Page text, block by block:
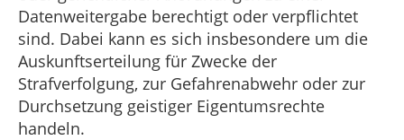
Datenweitergabe berechtigt oder verpflichtet
sind. Dabei kann es sich insbesondere um die
Auskunftserteilung für Zwecke der
Strafverfolgung, zur Gefahrenabwehr oder zur
Durchsetzung geistiger Eigentumsrechte
handeln.